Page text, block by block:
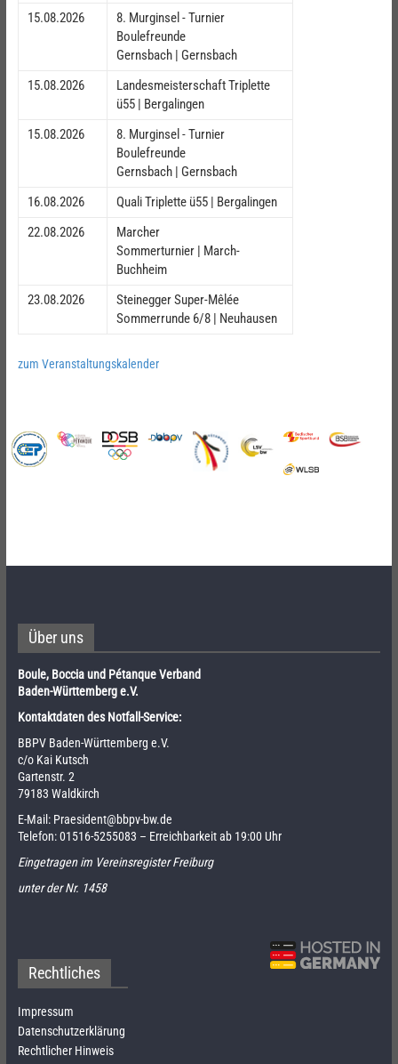
15.08.2026
8. Murginsel - Turnier
Boulefreunde
Gernsbach | Gernsbach
15.08.2026
Landesmeisterschaft Triplette
ü55 | Bergalingen
15.08.2026
8. Murginsel - Turnier
Boulefreunde
Gernsbach | Gernsbach
16.08.2026
Quali Triplette ü55 | Bergalingen
22.08.2026
Marcher
Sommerturnier | March-
Buchheim
23.08.2026
Steinegger Super-Mêlée
Sommerrunde 6/8 | Neuhausen
zum Veranstaltungskalender
Über uns
Boule, Boccia und Pétanque Verband
Baden-Württemberg e.V.
Kontaktdaten des Notfall-Service:
BBPV Baden-Württemberg e.V.
c/o Kai Kutsch
Gartenstr. 2
79183 Waldkirch
E-Mail: Praesident@bbpv-bw.de
Telefon:01516-5255083 – Erreichbarkeit ab 19:00 Uhr
Eingetragen im Vereinsregister Freiburg
unter der Nr. 1458
Rechtliches
Impressum
Datenschutzerklärung
Rechtlicher Hinweis